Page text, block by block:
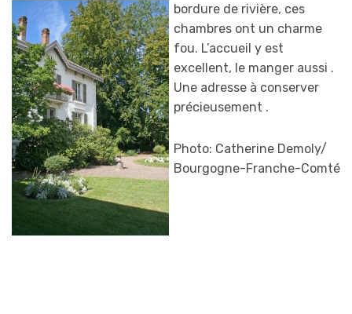
bordure de rivière, ces
chambres ont un charme
fou. L’accueil y est
excellent, le manger aussi .
Une adresse à conserver
précieusement .
Photo: Catherine Demoly/
Bourgogne-Franche-Comté